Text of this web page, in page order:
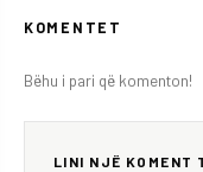
KOMENTET
Bëhu i pari që komenton!
LINI NJË KOMENT